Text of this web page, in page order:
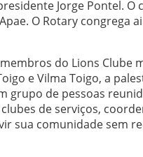
Jorge Pontel. O
O Rotary congrega
do Lions
e Vilma Toigo, a
grupo de pessoas
de serviços,
sua comunidade sem